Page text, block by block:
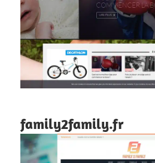
family2family.fr